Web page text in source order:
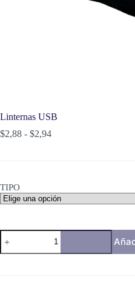
Linternas USB
$2,88 - $2,94Rango
$2,94
TIPO
Linternas
USB
cantidad